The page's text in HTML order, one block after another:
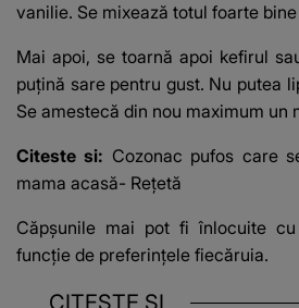
vanilie. Se mixează totul foarte
Mai apoi, se toarnă apoi kefirul
puțină sare pentru gust. Nu putea
Se amestecă din nou maximum un
Citeste si: Cozonac pufos care
mama acasă- Reţetă
Căpșunile mai pot fi înlocuite
funcție de preferințele fiecăruia.